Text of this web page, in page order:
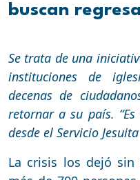
buscan
Se trata de una
instituciones de
decenas de
retornar a su país.
desde el Servicio
La crisis los dejó